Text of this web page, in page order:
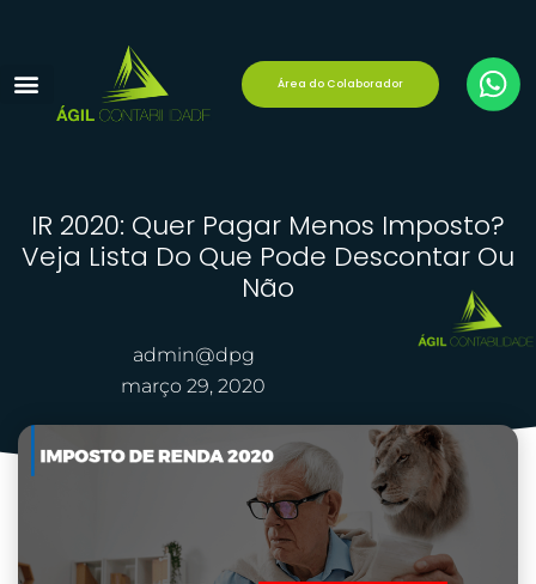
Área do Colaborador
IR 2020: Quer Pagar Menos Imposto?
Veja Lista Do Que Pode Descontar Ou
Não
admin@dpg
março 29, 2020